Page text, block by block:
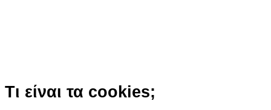
Τι είναι τα cookies;